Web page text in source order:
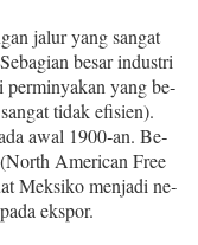
jalur yang sangat
besar industri
perminyakan yang be­
tidak efisien).
awal 1900‑an. Be­
American Free
Meksiko menjadi ne­
ekspor.